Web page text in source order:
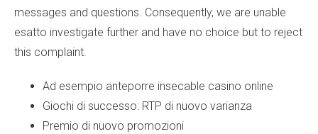
messages and questions. Consequently, we are unable
esatto investigate further and have no choice but to reject
this complaint.
Ad esempio anteporre insecable casino online
Giochi di successo: RTP di nuovo varianza
Premio di nuovo promozioni